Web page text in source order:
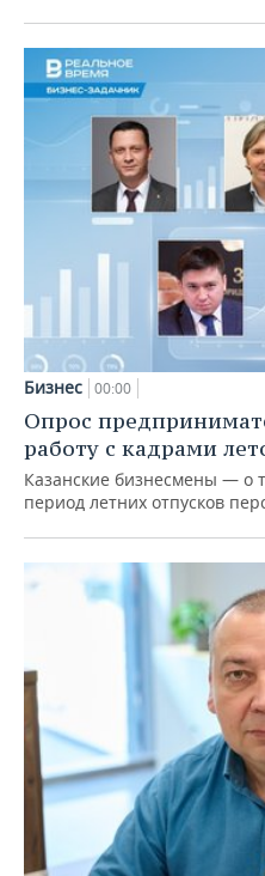
Бизнес 00:00
Опрос
работу с кадрами
Казанские бизнесмены — о
период летних отпусков